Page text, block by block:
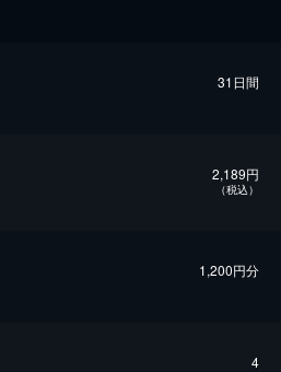
31日間
2,189円
（税込）
1,200円分
4